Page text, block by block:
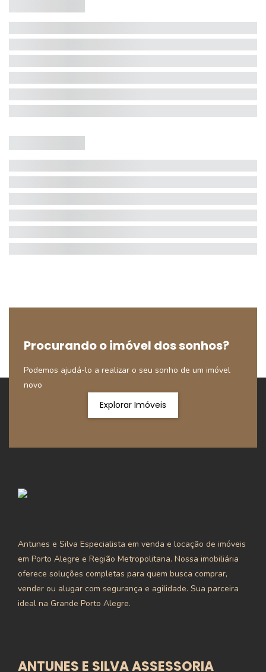
Procurando o imóvel dos sonhos?
Podemos ajudá-lo a realizar o seu sonho de um imóvel
novo
Explorar Imóveis
Antunes e Silva Especialista em venda e locação de imóveis
em Porto Alegre e Região Metropolitana. Nossa imobiliária
oferece soluções completas para quem busca comprar,
vender ou alugar com segurança e agilidade. Sua parceira
ideal na Grande Porto Alegre.
ANTUNES E SILVA ASSESSORIA